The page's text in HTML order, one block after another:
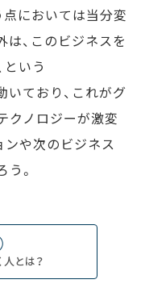
点においては当分変
は、このビジネスを
いう
いており、これがグ
クノロジーが激変
ンや次のビジネス
。
とは？